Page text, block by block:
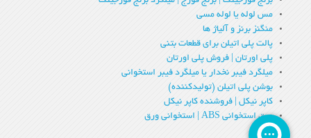
مس لوله یا لوله مسی
منگنز برنز و آلیاژ ها
پالت پلی اتیلن برای قطعات بتنی
پلی اورتان | فروش پلی اورتان
میلگرد فیبر نخدار یا میلگرد فیبر استخوانی
بوشن پلی اتیلن (تولیدکننده)
کاپر نیکل | فروشنده کاپر نیکل
ورق استخوانی ABS | استخوانی ورق